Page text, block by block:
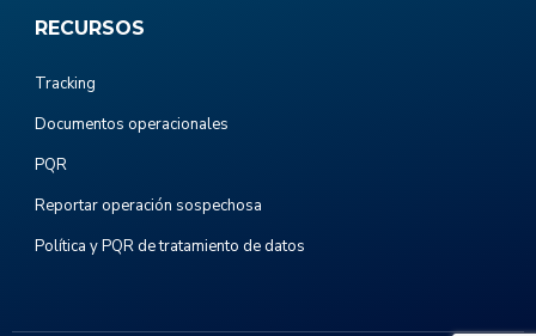
RECURSOS
Tracking
Documentos operacionales
PQR
Reportar operación sospechosa
Política y PQR de tratamiento de datos